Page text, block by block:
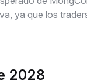
ya que los
2028